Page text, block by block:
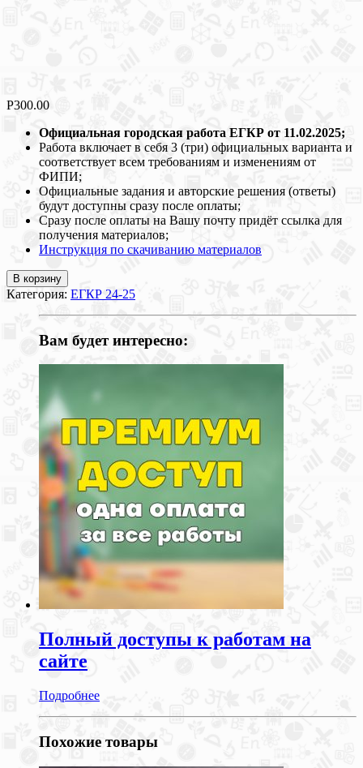
Р300.00
Официальная городская работа ЕГКР от 11.02.2025;
Работа включает в себя 3 (три) официальных варианта и
соответствует всем требованиям и изменениям от
ФИПИ;
Официальные задания и авторские решения (ответы)
будут доступны сразу после оплаты;
Сразу после оплаты на Вашу почту придёт ссылка для
получения материалов;
Инструкция по скачиванию материалов
В корзину
Категория: ЕГКР 24-25
Вам будет интересно:
Полный доступы к работам на
сайте
Подробнее
Похожие товары